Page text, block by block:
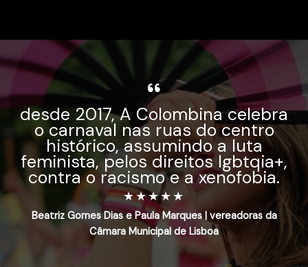
desde 2017, A Colombina celebra
o carnaval nas ruas do centro
histórico, assumindo a luta
feminista, pelos direitos lgbtqia+,
contra o racismo e a xenofobia.
★★★★★
Beatriz Gomes Dias e Paula Marques | vereadoras da
Câmara Municipal de Lisboa